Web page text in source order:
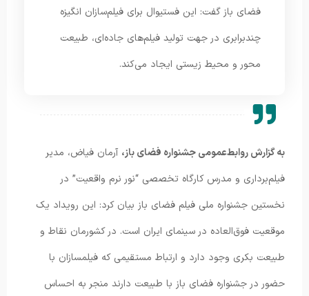
فضای باز گفت: این فستیوال برای فیلم‌سازان انگیزه
چندبرابری در جهت تولید فیلم‌های جاده‌ای، طبیعت
محور و محیط زیستی ایجاد می‌کند.
به گزارش روابط‌عمومی جشنواره فضای باز، آرمان فیاض، مدیر
فیلم‌برداری و مدرس کارگاه تخصصی “نور نرم واقعیت” در
نخستین جشنواره ملی فیلم فضای باز بیان کرد: این رویداد یک
موقعیت فوق‌العاده در سینمای ایران است. در کشورمان نقاط و
طبیعت بکری وجود دارد و ارتباط مستقیمی که فیلمسازان با
حضور در جشنواره فضای باز با طبیعت دارند منجر به احساس